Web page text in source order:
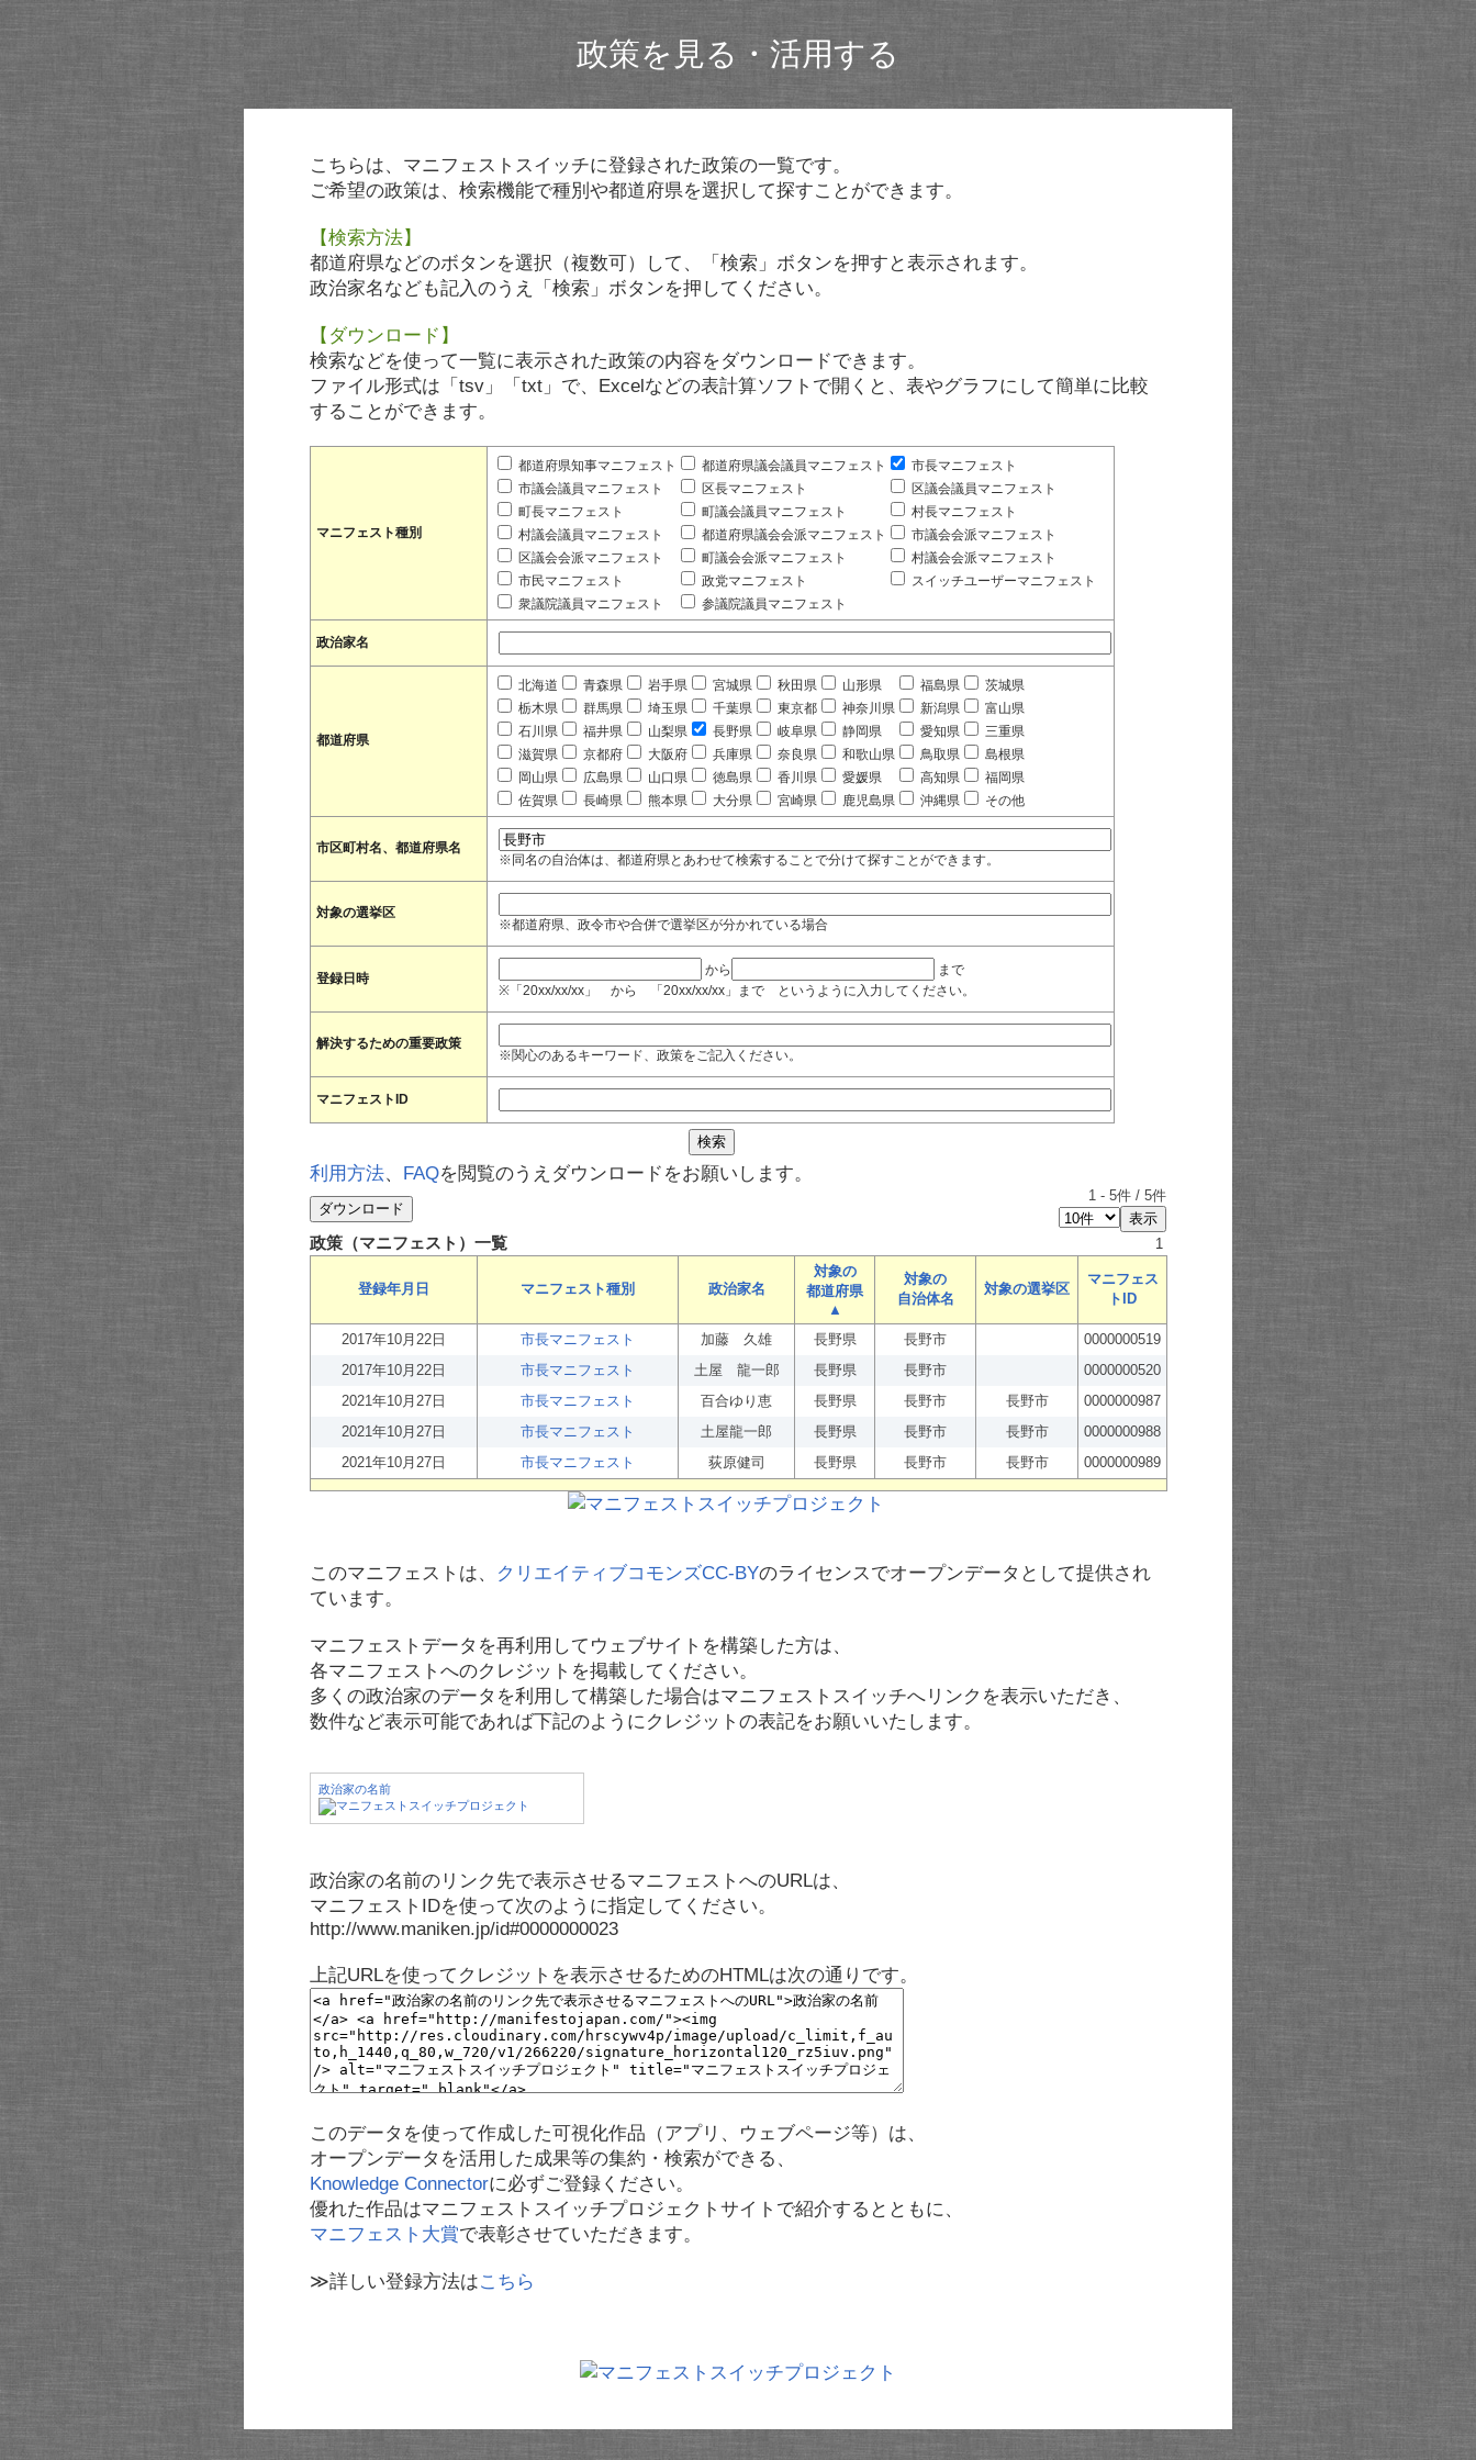
政策を見る・活用する
こちらは、マニフェストスイッチに登録された政策の一覧です。
ご希望の政策は、検索機能で種別や都道府県を選択して探すことができます。
【検索方法】
都道府県などのボタンを選択（複数可）して、「検索」ボタンを押すと表示されます。
政治家名なども記入のうえ「検索」ボタンを押してください。
【ダウンロード】
検索などを使って一覧に表示された政策の内容をダウンロードできます。
ファイル形式は「tsv」「txt」で、Excelなどの表計算ソフトで開くと、表やグラフにして簡単に比較
することができます。
マニフェスト種別
都道府県知事マニフェスト 都道府県議会議員マニフェスト
市長マニフェスト
市議会議員マニフェスト
区長マニフェスト
区議会議員マニフェスト
町長マニフェスト
町議会議員マニフェスト
村長マニフェスト
村議会議員マニフェスト
都道府県議会会派マニフェスト
市議会会派マニフェスト
区議会会派マニフェスト
町議会会派マニフェスト
村議会会派マニフェスト
市民マニフェスト
政党マニフェスト
スイッチユーザーマニフェスト
衆議院議員マニフェスト
参議院議員マニフェスト
政治家名
都道府県
北海道 青森県 岩手県 宮城県 秋田県 山形県 福島県
茨城県
栃木県
群馬県 埼玉県 千葉県 東京都 神奈川県 新潟県
富山県
石川県
福井県 山梨県 長野県 岐阜県 静岡県 愛知県
三重県
滋賀県
京都府 大阪府 兵庫県 奈良県 和歌山県 鳥取県
島根県
岡山県
広島県 山口県 徳島県 香川県 愛媛県 高知県
福岡県
佐賀県
長崎県 熊本県 大分県 宮崎県 鹿児島県 沖縄県 その他
市区町村名、都道府県名
※同名の自治体は、都道府県とあわせて検索することで分けて探すことができます。
対象の選挙区
※都道府県、政令市や合併で選挙区が分かれている場合
登録日時
から
まで
※「20xx/xx/xx」 から 「20xx/xx/xx」まで というように入力してください。
解決するための重要政策
※関心のあるキーワード、政策をご記入ください。
マニフェストID
利用方法、 FAQを閲覧のうえダウンロードをお願いします。
1 - 5件 / 5件
政策（マニフェスト）一覧 1
登録年月日 マニフェスト種別 政治家名
対象の
都道府県
▲
対象の
自治体名
対象の選挙区
マニフェス
トID
2017年10月22日 市長マニフェスト 加藤 久雄 長野県 長野市
0000000519
2017年10月22日
市長マニフェスト 土屋 龍一郎 長野県 長野市
0000000520
2021年10月27日
市長マニフェスト 百合ゆり恵 長野県 長野市 長野市
0000000987
2021年10月27日
市長マニフェスト 土屋龍一郎 長野県 長野市 長野市
0000000988
2021年10月27日
市長マニフェスト 荻原健司 長野県 長野市 長野市 0000000989
このマニフェストは、 クリエイティブコモンズCC-BYのライセンスでオープンデータとして提供され
ています。
マニフェストデータを再利用してウェブサイトを構築した方は、
各マニフェストへのクレジットを掲載してください。
多くの政治家のデータを利用して構築した場合はマニフェストスイッチへリンクを表示いただき、
数件など表示可能であれば下記のようにクレジットの表記をお願いいたします。
政治家の名前
政治家の名前のリンク先で表示させるマニフェストへのURLは、
マニフェストIDを使って次のように指定してください。
http://www.maniken.jp/id#0000000023
上記URLを使ってクレジットを表示させるためのHTMLは次の通りです。
このデータを使って作成した可視化作品（アプリ、ウェブページ等）は、
オープンデータを活用した成果等の集約・検索ができる、
Knowledge Connectorに必ずご登録ください。
優れた作品はマニフェストスイッチプロジェクトサイトで紹介するとともに、
マニフェスト大賞で表彰させていただきます。
≫詳しい登録方法はこちら